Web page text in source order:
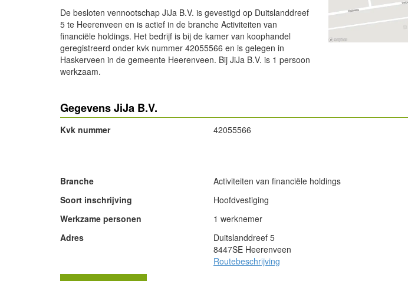
De besloten vennootschap JiJa B.V. is gevestigd op Duitslanddreef
5 te Heerenveen en is actief in de branche Activiteiten van
financiële holdings. Het bedrijf is bij de kamer van koophandel
geregistreerd onder kvk nummer 42055566 en is gelegen in
Haskerveen in de gemeente Heerenveen. Bij JiJa B.V. is 1 persoon
werkzaam.
Gegevens JiJa B.V.
Kvk nummer 42055566
Branche
Activiteiten van financiële holdings
Soort inschrijving
Hoofdvestiging
Werkzame personen
1 werknemer
Adres
Duitslanddreef 5
8447SE Heerenveen
Routebeschrijving